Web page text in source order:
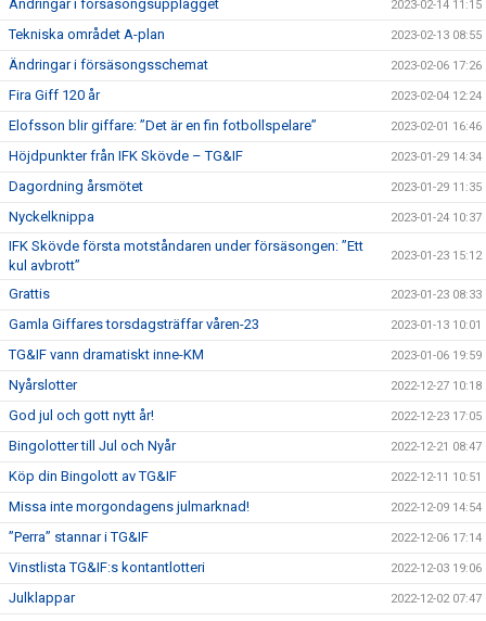
Ändringar i försäsongsupplägget 2023-02-14 11:15
Tekniska området A-plan 2023-02-13 08:55
Ändringar i försäsongsschemat 2023-02-06 17:26
Fira Giff 120 år 2023-02-04 12:24
Elofsson blir giffare: ”Det är en fin fotbollspelare” 2023-02-01 16:46
Höjdpunkter från IFK Skövde – TG&IF 2023-01-29 14:34
Dagordning årsmötet 2023-01-29 11:35
Nyckelknippa 2023-01-24 10:37
IFK Skövde första motståndaren under försäsongen: ”Ett
kul avbrott”
2023-01-23 15:12
Grattis 2023-01-23 08:33
Gamla Giffares torsdagsträffar våren-23 2023-01-13 10:01
TG&IF vann dramatiskt inne-KM 2023-01-06 19:59
Nyårslotter 2022-12-27 10:18
God jul och gott nytt år! 2022-12-23 17:05
Bingolotter till Jul och Nyår 2022-12-21 08:47
Köp din Bingolott av TG&IF 2022-12-11 10:51
Missa inte morgondagens julmarknad! 2022-12-09 14:54
”Perra” stannar i TG&IF 2022-12-06 17:14
Vinstlista TG&IF:s kontantlotteri 2022-12-03 19:06
Julklappar 2022-12-02 07:47